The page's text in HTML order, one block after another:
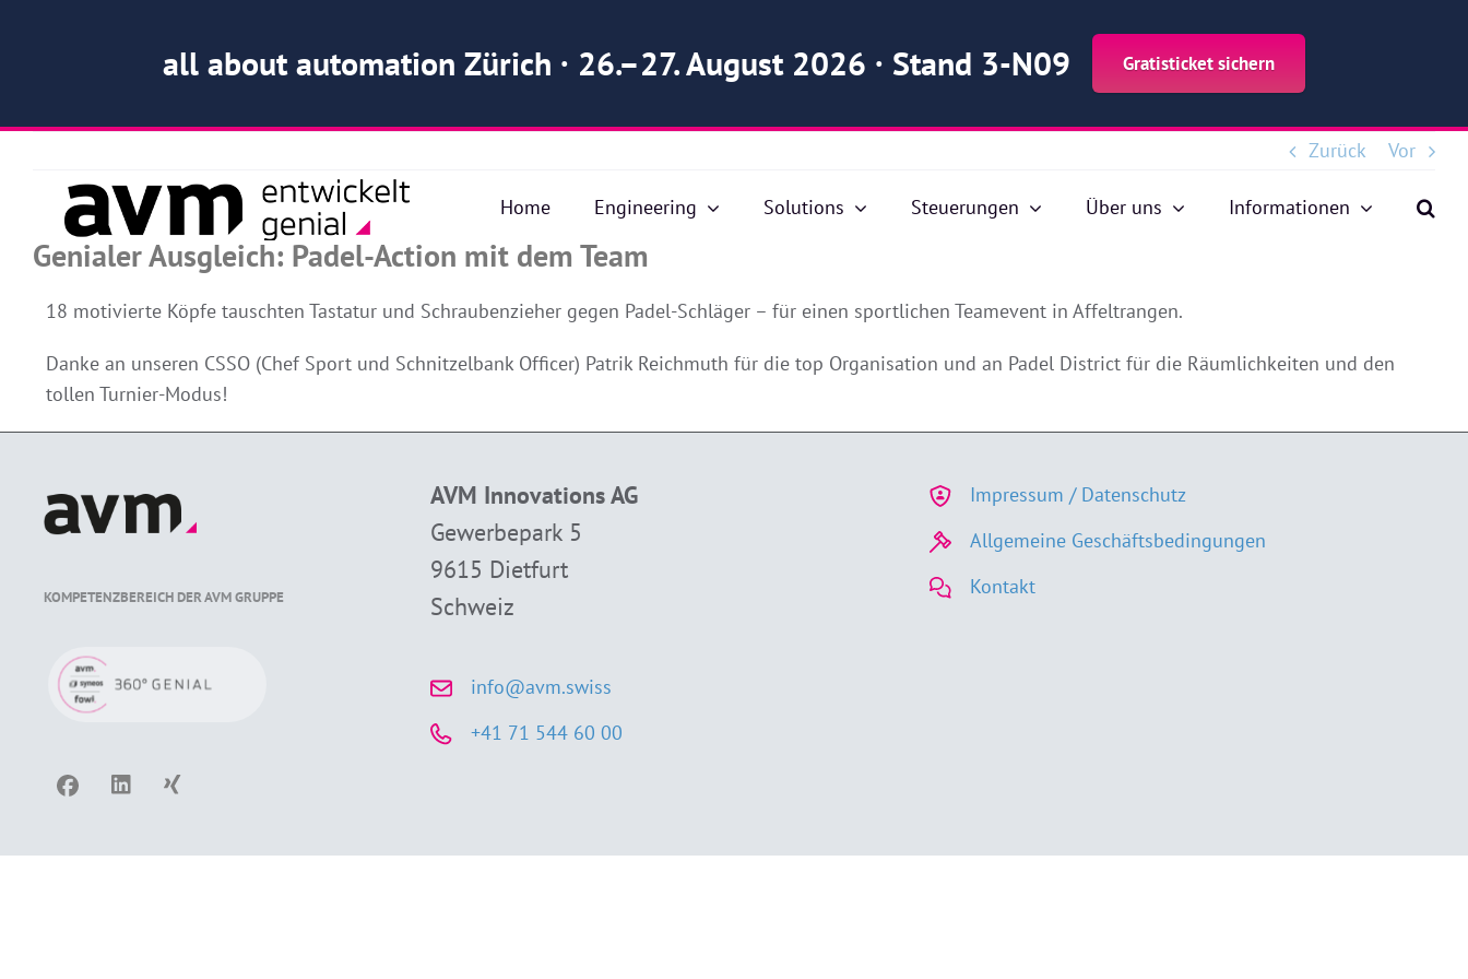
all about automation Zürich · 26.–27. August 2026 · Stand 3-N09 Gratisticket sichern
springen
Home Engineering Solutions Steuerungen Über uns Informationen
Zurück Vor
Genialer Ausgleich: Padel-Action mit dem Team
18 motivierte Köpfe tauschten Tastatur und Schraubenzieher gegen Padel-Schläger – für einen sportlichen Teamevent in Affeltrangen.
Danke an unseren CSSO (Chef Sport und Schnitzelbank Officer) Patrik Reichmuth für die top Organisation und an Padel District für die Räumlichkeiten und den
tollen Turnier-Modus!
KOMPETENZBEREICH DER AVM GRUPPE
AVM Innovations AG
Gewerbepark 5
9615 Dietfurt
Schweiz
info@avm.swiss
+41 71 544 60 00
Impressum / Datenschutz
Allgemeine Geschäftsbedingungen
Kontakt